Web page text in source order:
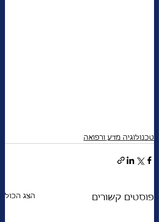
טכנולוגיה מדע ורפואה
פוסטים קשורים הצג הכול